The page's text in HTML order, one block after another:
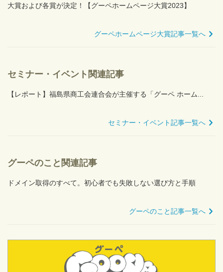
大賞および各賞が決定！【グーペホームページ大賞2023】
グーペホームページ大賞記事一覧へ
セミナー・イベント関連記事
【レポート】福島県商工会連合会が主催する「グーペ ホーム...
セミナー・イベント記事一覧へ
グーペのこと関連記事
ドメイン取得のすべて。初心者でも失敗しない選び方と手順
グーペのこと記事一覧へ